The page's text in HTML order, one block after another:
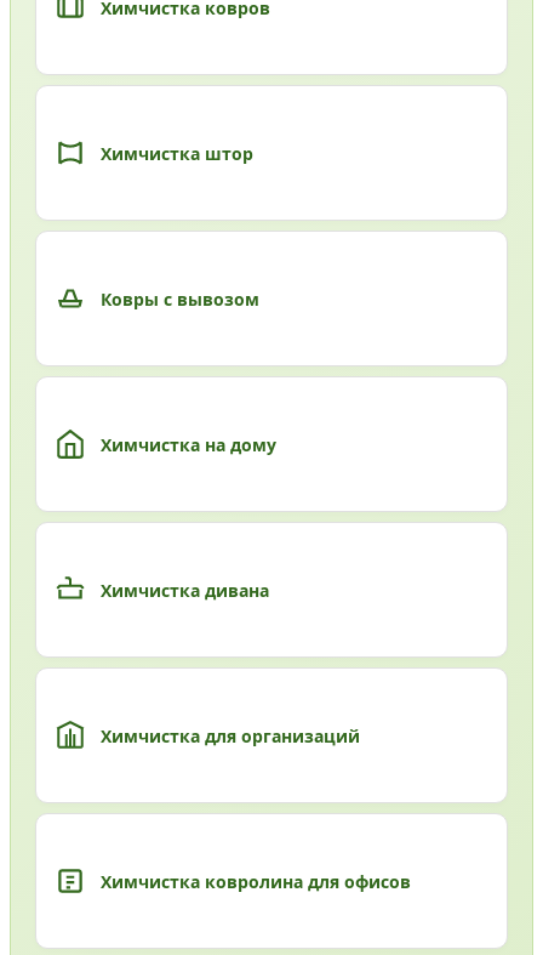
Химчистка ковров
Химчистка штор
Ковры с вывозом
Химчистка на дому
Химчистка дивана
Химчистка для организаций
Химчистка ковролина для офисов